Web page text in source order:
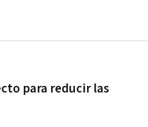
para reducir las